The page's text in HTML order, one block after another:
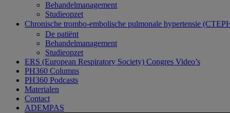
Behandelmanagement
Studieopzet
Chronische trombo-embolische pulmonale hypertensie
De patiënt
Behandelmanagement
Studieopzet
ERS (European Respiratory Society) Congres Video’s
PH360 Columns
PH360 Podcasts
Materialen
Contact
ADEMPAS